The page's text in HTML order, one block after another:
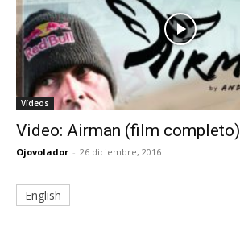
Vídeos
Video: Airman (film completo)
Ojovolador - 26 diciembre, 2016
English